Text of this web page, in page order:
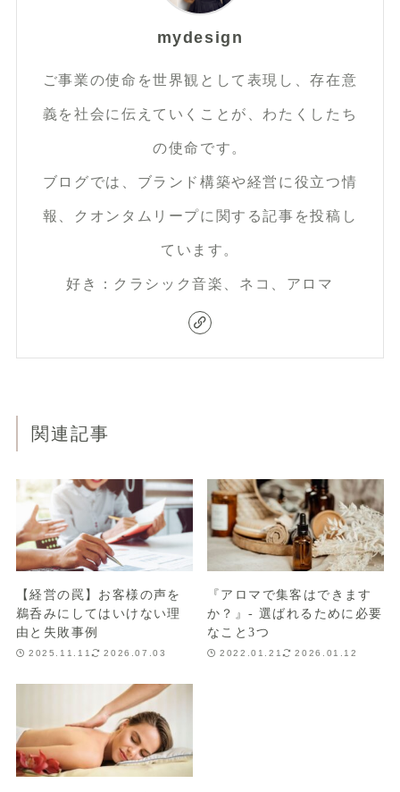
mydesign
ご事業の使命を世界観として表現し、存在意
義を社会に伝えていくことが、わたくしたち
の使命です。
ブログでは、ブランド構築や経営に役立つ情
報、クオンタムリープに関する記事を投稿し
ています。
好き：クラシック音楽、ネコ、アロマ
関連記事
【経営の罠】お客様の声を
鵜呑みにしてはいけない理
由と失敗事例
2025.11.11 2026.07.03
『アロマで集客はできます
か？』- 選ばれるために必要
なこと3つ
2022.01.21 2026.01.12